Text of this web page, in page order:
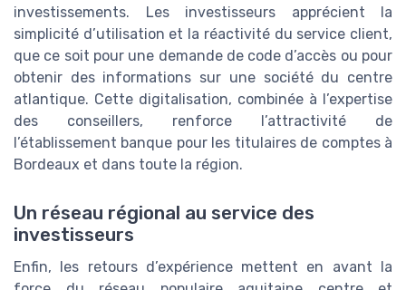
investissements. Les investisseurs apprécient la
simplicité d’utilisation et la réactivité du service client,
que ce soit pour une demande de code d’accès ou pour
obtenir des informations sur une société du centre
atlantique. Cette digitalisation, combinée à l’expertise
des conseillers, renforce l’attractivité de
l’établissement banque pour les titulaires de comptes à
Bordeaux et dans toute la région.
Un réseau régional au service des
investisseurs
Enfin, les retours d’expérience mettent en avant la